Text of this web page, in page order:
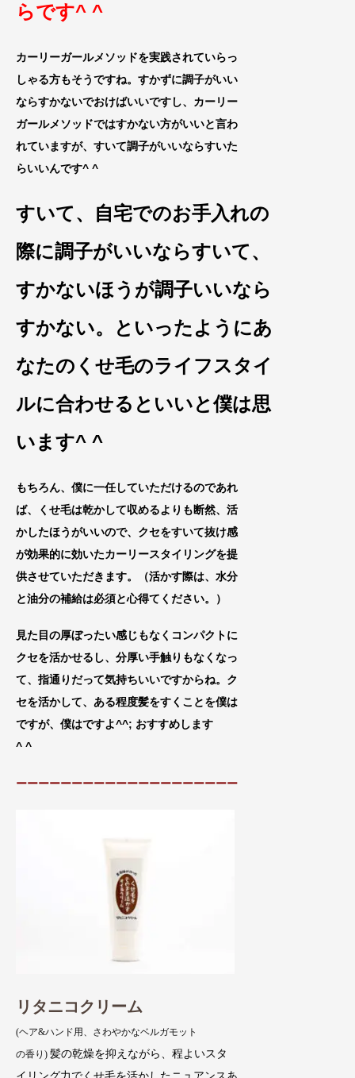
らです^ ^
カーリーガールメソッドを実践されていらっ
しゃる方もそうですね。すかずに調子がいい
ならすかないでおけばいいですし、カーリー
ガールメソッドではすかない方がいいと言わ
れていますが、すいて調子がいいならすいた
らいいんです^ ^
すいて、自宅でのお手入れの
際に調子がいいならすいて、
すかないほうが調子いいなら
すかない。といったようにあ
なたのくせ毛のライフスタイ
ルに合わせるといいと僕は思
います^ ^
もちろん、僕に一任していただけるのであれ
ば、くせ毛は乾かして収めるよりも断然、活
かしたほうがいいので、クセをすいて抜け感
が効果的に効いたカーリースタイリングを提
供させていただきます。（活かす際は、水分
と油分の補給は必須と心得てください。）
見た目の厚ぼったい感じもなくコンパクトに
クセを活かせるし、分厚い手触りもなくなっ
て、指通りだって気持ちいいですからね。ク
セを活かして、 ある程度髪をすくことを僕は
ですが、僕はですよ^^; おすすめします
^ ^
ーーーーーーーーーーーーーーーーーーーー
リタニコクリーム
(ヘア&ハンド用、さわやかなベルガモット
の香り) 髪の乾燥を抑えながら、程よいスタ